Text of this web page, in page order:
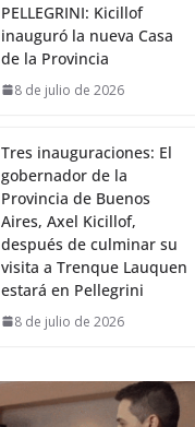
PELLEGRINI: Kicillof
inauguró la nueva Casa
de la Provincia
8 de julio de 2026
Tres inauguraciones: El
gobernador de la
Provincia de Buenos
Aires, Axel Kicillof,
después de culminar su
visita a Trenque Lauquen
estará en Pellegrini
8 de julio de 2026